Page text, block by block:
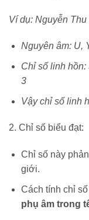
Ví dụ: Nguyễn
Nguyên âm: U,
Chỉ số linh hồn:
3
Vậy chỉ số linh
2. Chỉ số biểu đạt:
Chỉ số này
giới.
Cách tính chỉ
phụ âm trong